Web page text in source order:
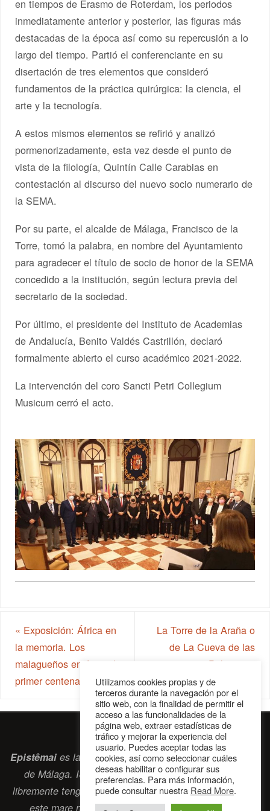
en tiempos de Erasmo de Roterdam, los periodos
inmediatamente anterior y posterior, las figuras más
destacadas de la época así como su repercusión a lo
largo del tiempo. Partió el conferenciante en su
disertación de tres elementos que consideró
fundamentos de la práctica quirúrgica: la ciencia, el
arte y la tecnología.
A estos mismos elementos se refirió y analizó
pormenorizadamente, esta vez desde el punto de
vista de la filología, Quintín Calle Carabias en
contestación al discurso del nuevo socio numerario de
la SEMA.
Por su parte, el alcalde de Málaga, Francisco de la
Torre, tomó la palabra, en nombre del Ayuntamiento
para agradecer el título de socio de honor de la SEMA
concedido a la institución, según lectura previa del
secretario de la sociedad.
Por último, el presidente del Instituto de Academias
de Andalucía, Benito Valdés Castrillón, declaró
formalmente abierto el curso académico 2021-2022.
La intervención del coro Sancti Petri Collegium
Musicum cerró el acto.
« Exposición: África en
la memoria. Los
malagueños en Annual,
primer centenario
La Torre de la Araña o
de La Cueva de las
Palomas
Epistêmaies la revista digital de la Sociedad Erasmiana
de Málaga. ISSN 2697-2468. Bienvenidos cuantos
libremente tengan algo que intercambiar navegando por
este mare nostrumque es el océano erasmiano.
Utilizamos cookies propias y de
terceros durante la navegación por el
sitio web, con la finalidad de permitir el
acceso a las funcionalidades de la
página web, extraer estadísticas de
tráfico y mejorar la experiencia del
usuario. Puedes aceptar todas las
cookies, así como seleccionar cuáles
deseas habilitar o configurar sus
preferencias. Para más información,
puede consultar nuestra Read More.